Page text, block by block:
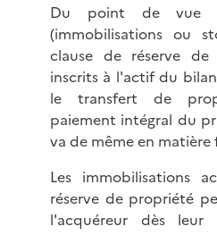
Du point de vue
(immobilisations ou
clause de réserve
inscrits à l'actif du
le transfert de
paiement intégral du
va de même en matière
Les immobilisations
réserve de propriété
l'acquéreur dès